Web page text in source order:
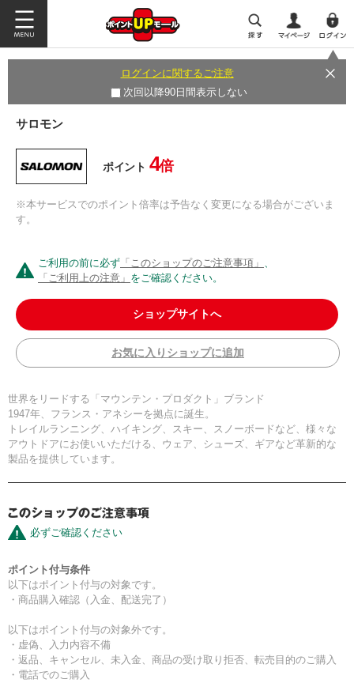
ログインに関するご注意
次回以降90日間表示しない
サロモン
ポイント 4倍
※本サービスでのポイント倍率は予告なく変更になる場合がございま
す。
ご利用の前に必ず 「このショップのご注意事項」 、
「ご利用上の注意」 をご確認ください。
ショップサイトへ
お気に入りショップに追加
世界をリードする「マウンテン・プロダクト」ブランド
1947年、フランス・アネシーを拠点に誕生。
トレイルランニング、ハイキング、スキー、スノーボードなど、様々な
アウトドアにお使いいただける、ウェア、シューズ、ギアなど革新的な
製品を提供しています。
必ずご確認ください
ポイント付与条件
以下はポイント付与の対象です。
・商品購入確認（入金、配送完了）
以下はポイント付与の対象外です。
・虚偽、入力内容不備
・返品、キャンセル、未入金、商品の受け取り拒否、転売目的のご購入
・電話でのご購入